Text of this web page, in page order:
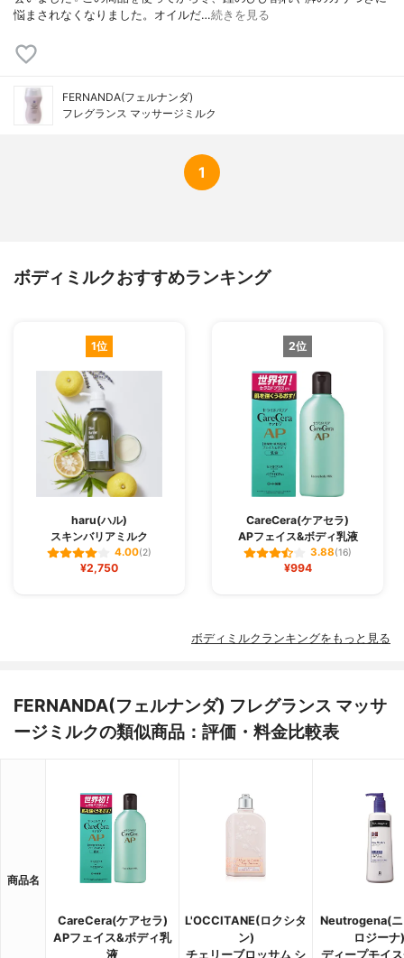
悩まされなくなりました。オイルだ…続きを見る
FERNANDA(フェルナンダ)
フレグランス マッサージミルク
1
ボディミルクおすすめランキング
1位
haru(ハル)
スキンバリアミルク
4.00(2)
¥2,750
2位
CareCera(ケアセラ)
APフェイス&ボディ乳液
3.88(16)
¥994
ボディミルクランキングをもっと見る
FERNANDA(フェルナンダ) フレグランス マッサ
ージミルクの類似商品：評価・料金比較表
商品名
CareCera(ケアセラ)
APフェイス&ボディ乳
液
L'OCCITANE(ロクシタ
ン)
チェリーブロッサム シ
Neutrogena(ニ
ロジーナ)
ディープモイ